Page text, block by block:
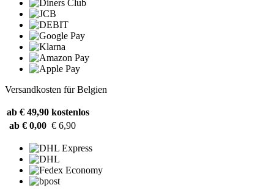
Versandkosten für Belgien
ab € 49,90 kostenlos
ab € 0,00 € 6,90